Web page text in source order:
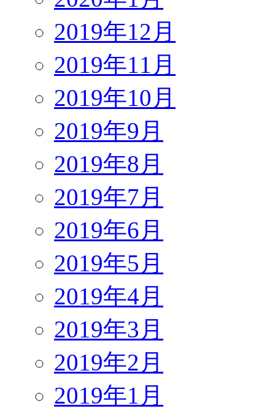
2019年12月
2019年11月
2019年10月
2019年9月
2019年8月
2019年7月
2019年6月
2019年5月
2019年4月
2019年3月
2019年2月
2019年1月